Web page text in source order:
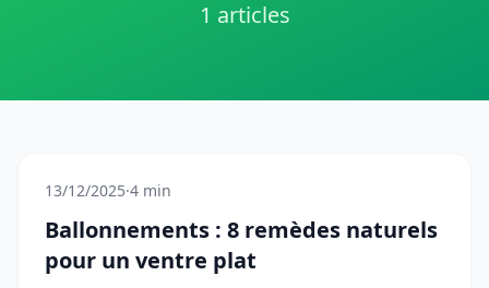
1 articles
13/12/2025·4 min
Ballonnements : 8 remèdes naturels
pour un ventre plat